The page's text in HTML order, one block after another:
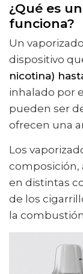
¿Qué es
funciona?
Un
dispositivo
nicotina)
inhalado por
pueden ser
ofrecen una
Los
composición,
en distintas
de los
la